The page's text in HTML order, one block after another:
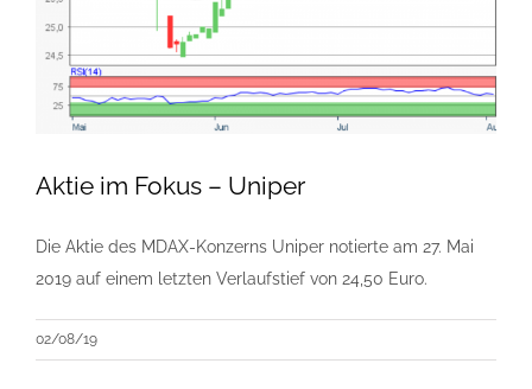
Aktie im Fokus – Uniper
Die Aktie des MDAX-Konzerns Uniper notierte am 27. Mai
2019 auf einem letzten Verlaufstief von 24,50 Euro.
02/08/19